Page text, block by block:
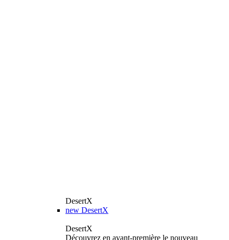
DesertX
new DesertX
DesertX
Découvrez en avant-première le nouveau